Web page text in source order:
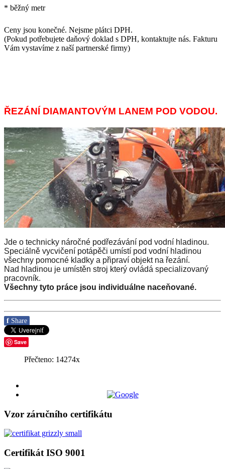
* běžný metr
Ceny jsou konečné. Nejsme plátci DPH.
(Pokud potřebujete daňový doklad s DPH, kontaktujte nás. Fakturu
Vám vystavíme z naší partnerské firmy)
ŘEZÁNÍ DIAMANTOVÝM LANEM POD VODOU.
Jde o technicky náročné podřezávání pod vodní hladinou.
Speciálně vycvičení potápěči umístí pod vodní hladinou
všechny pomocné kladky a připraví objekt na řezání.
Nad hladinou je umístěn stroj který ovládá specializovaný
pracovník.
Všechny tyto práce jsou individuálne naceňované.
f Share
Save
Přečteno: 14274x
Vzor záručního certifikátu
Certifikát ISO 9001